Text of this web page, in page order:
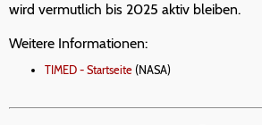
wird vermutlich bis 2025 aktiv bleiben.
Weitere Informationen:
TIMED - Startseite (NASA)